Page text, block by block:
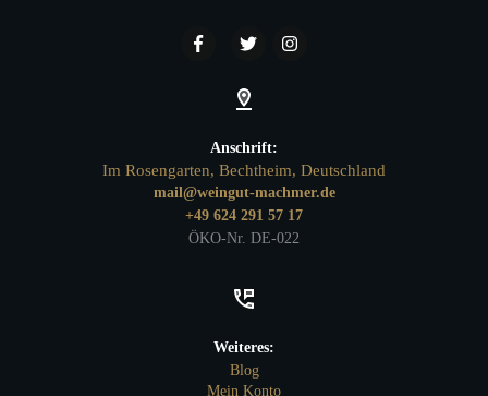
Anschrift:
Im Rosengarten, Bechtheim, Deutschland
mail@weingut-machmer.de
+49 624 291 57 17
ÖKO-Nr. DE-022
Weiteres:
Blog
Mein Konto